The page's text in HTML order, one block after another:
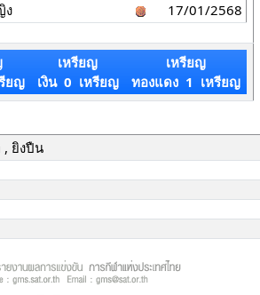
ง 17/01/2568
ยญ
เหรียญ
เงิน 0 เหรียญ
เหรียญ
ทองแดง 1 เหรียญ
ยิงปืน